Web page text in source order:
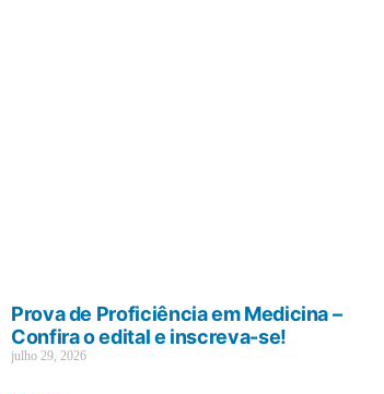
Prova de Proficiência em Medicina –
Confira o edital e inscreva-se!
julho 29, 2026